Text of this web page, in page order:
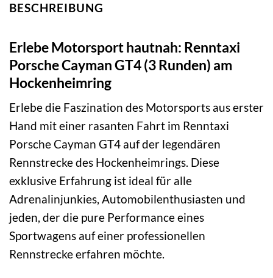
BESCHREIBUNG
Erlebe Motorsport hautnah: Renntaxi
Porsche Cayman GT4 (3 Runden) am
Hockenheimring
Erlebe die Faszination des Motorsports aus erster
Hand mit einer rasanten Fahrt im Renntaxi
Porsche Cayman GT4 auf der legendären
Rennstrecke des Hockenheimrings. Diese
exklusive Erfahrung ist ideal für alle
Adrenalinjunkies, Automobilenthusiasten und
jeden, der die pure Performance eines
Sportwagens auf einer professionellen
Rennstrecke erfahren möchte.